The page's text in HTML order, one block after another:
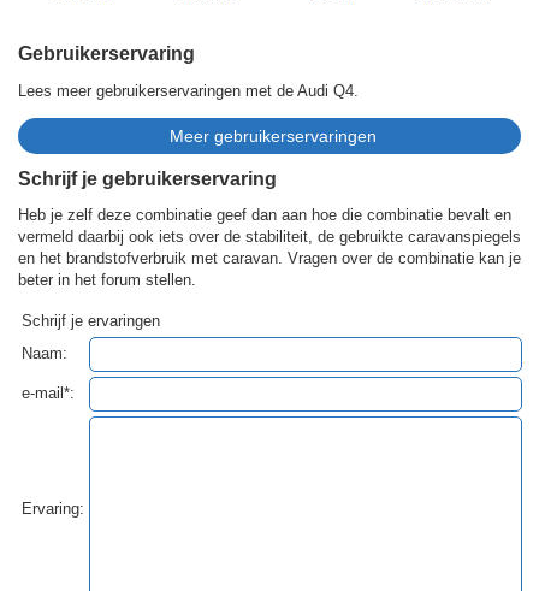
Gebruikerservaring
Lees meer gebruikerservaringen met de Audi Q4.
Schrijf je gebruikerservaring
Heb je zelf deze combinatie geef dan aan hoe die combinatie bevalt en
vermeld daarbij ook iets over de stabiliteit, de gebruikte caravanspiegels
en het brandstofverbruik met caravan. Vragen over de combinatie kan je
beter in het forum stellen.
Schrijf je ervaringen
Naam:
e-mail*:
Ervaring: